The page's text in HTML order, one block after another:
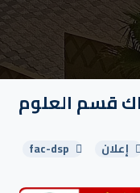
قسم العلوم
إعلان
fac-dsp